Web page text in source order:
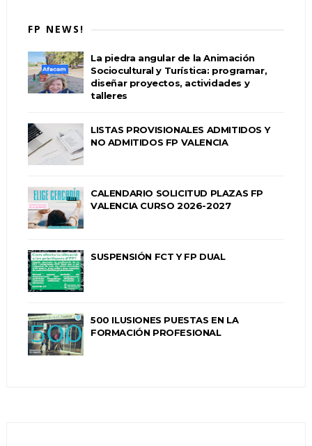
FP NEWS!
La piedra angular de la Animación
Sociocultural y Turística: programar,
diseñar proyectos, actividades y
talleres
LISTAS PROVISIONALES ADMITIDOS Y
NO ADMITIDOS FP VALENCIA
CALENDARIO SOLICITUD PLAZAS FP
VALENCIA CURSO 2026-2027
SUSPENSIÓN FCT Y FP DUAL
500 ILUSIONES PUESTAS EN LA
FORMACIÓN PROFESIONAL